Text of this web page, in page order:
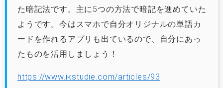
た暗記法です。主に5つの方法で暗記を進めていた
ようです。今はスマホで自分オリジナルの単語カ
ードを作れるアプリも出ているので、自分にあっ
たものを活用しましょう！
https://www.ikstudie.com/articles/93